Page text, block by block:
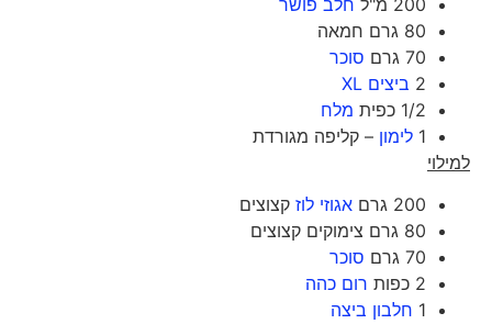
200 מ"ל
חלב פושר
80 גרם חמאה
70 גרם
סוכר
2
ביצים XL
1/2 כפית
מלח
1
לימון– קליפה מגורדת
למילוי
200 גרם
אגוזי לוז קצוצים
80 גרם צימוקים קצוצים
70 גרם
סוכר
2 כפות
רום כהה
1
חלבון ביצה